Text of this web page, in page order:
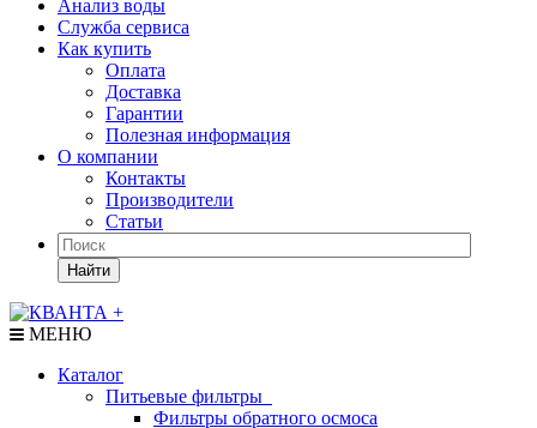
Анализ воды
Служба сервиса
Как купить
Оплата
Доставка
Гарантии
Полезная информация
О компании
Контакты
Производители
Статьи
Найти
МЕНЮ
Каталог
Питьевые фильтры
Фильтры обратного осмоса